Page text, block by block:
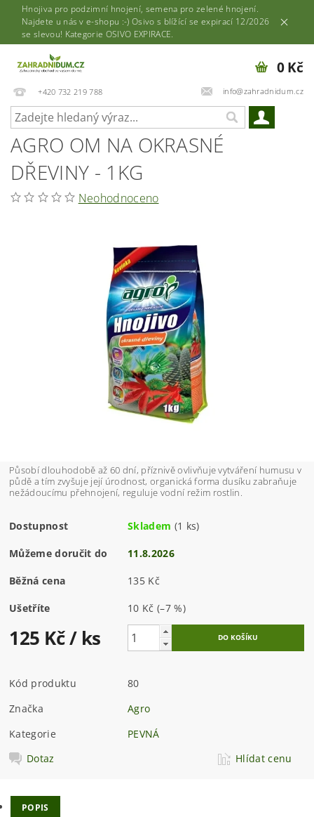
Hnojiva pro podzimní hnojení, semena pro zelené hnojení.
Najdete u nás v e-shopu :-) Osivo s blížící se expirací 12/2026
se slevou! Kategorie OSIVO EXPIRACE.
+420 732 219 788 info@zahradnidum.cz
0 Kč
AGRO OM NA OKRASNÉ
DŘEVINY - 1KG
Neohodnoceno
Působí dlouhodobě až 60 dní, příznivě ovlivňuje vytváření humusu v
půdě a tím zvyšuje její úrodnost, organická forma dusíku zabraňuje
nežádoucímu přehnojení, reguluje vodní režim rostlin.
Dostupnost Skladem (1 ks)
Můžeme doručit do 11.8.2026
Běžná cena 135 Kč
Ušetříte 10 Kč(–7 %)
125 Kč/ ks
Kód produktu
80
Značka
Agro
Kategorie
PEVNÁ
Dotaz
Hlídat cenu
POPIS